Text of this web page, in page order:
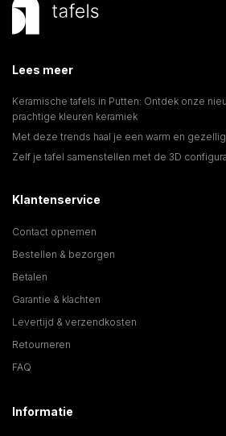
Lees meer
Keramische tafels in Putten: Ontdek onze
prachtige kleuren keramiek
Met deze trends haal je een warm en gezellig
Zelf je tafel samenstellen met de 3D
Klantenservice
Contact opnemen
Bestellen & bezorgen
Betalen
Garantie & klachten
Levertijd & verzendkosten
Retourneren
FAQ
Informatie